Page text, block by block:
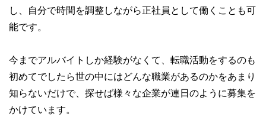
し、自分で時間を調整しながら正社員として働くことも可
能です。
今までアルバイトしか経験がなくて、転職活動をするのも
初めてでしたら世の中にはどんな職業があるのかをあまり
知らないだけで、探せば様々な企業が連日のように募集を
かけています。